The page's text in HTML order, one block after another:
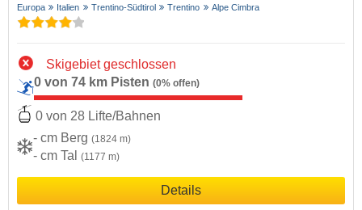
Europa Italien Trentino-Südtirol Trentino Alpe Cimbra
Skigebiet geschlossen
0 von 74 km Pisten (0% offen)
0 von 28 Lifte/Bahnen
- cm Berg (1824 m)
- cm Tal (1177 m)
Details